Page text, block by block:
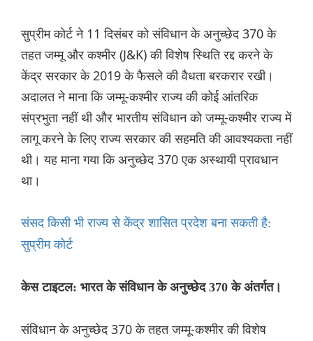
सुप्रीम कोर्ट ने 11 दिसंबर को संविधान के अनुच्छेद 370 के
तहत जम्मू और कश्मीर (J&K) की विशेष स्थिति रद्द करने के
केंद्र सरकार के 2019 के फैसले की वैधता बरकरार रखी।
अदालत ने माना कि जम्मू-कश्मीर राज्य की कोई आंतरिक
संप्रभुता नहीं थी और भारतीय संविधान को जम्मू-कश्मीर राज्य में
लागू करने के लिए राज्य सरकार की सहमति की आवश्यकता नहीं
थी। यह माना गया कि अनुच्छेद 370 एक अस्थायी प्रावधान
था।
संसद किसी भी राज्य से केंद्र शासित प्रदेश बना सकती है:
सुप्रीम कोर्ट
केस टाइटल: भारत के संविधान के अनुच्छेद 370 के अंतर्गत।
संविधान के अनुच्छेद 370 के तहत जम्मू-कश्मीर की विशेष